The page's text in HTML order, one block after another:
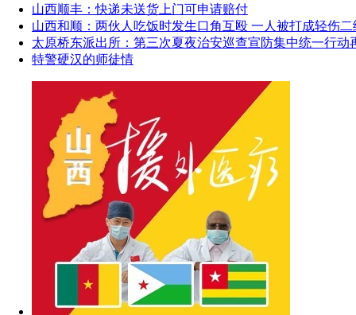
山西顺丰：快递未送货上门可申请赔付
山西和顺：两伙人吃饭时发生口角互殴 一人被打成轻伤
太原桥东派出所：第三次夏夜治安巡查宣防集中统一行动
特警硬汉的师徒情